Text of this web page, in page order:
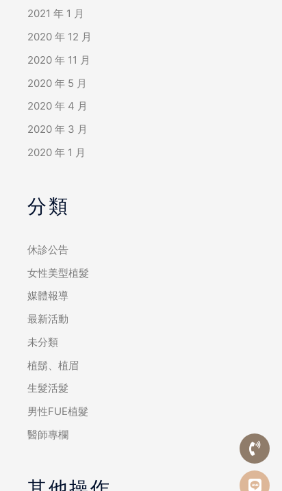
2021 年 1 月
2020 年 12 月
2020 年 11 月
2020 年 5 月
2020 年 4 月
2020 年 3 月
2020 年 1 月
分類
休診公告
女性美型植髮
媒體報導
最新活動
未分類
植鬍、植眉
生髮活髮
男性FUE植髮
醫師專欄